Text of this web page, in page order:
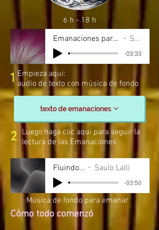
6 h - 18 h
Emanaciones para la Integración de Gaia
Saulo Lalli
-03:33
Empieza aqui:
audio de texto con música de fondo
1
texto de emanaciones
2 Luego haga clic aquí para seguir la
lectura de las Emanaciones
Fluindo... Saulo Lalli
-03:50
Música de fondo para emanar
Cómo todo comenzó